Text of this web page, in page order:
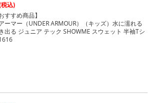
込)
すすめ商品】
ーマー（UNDER ARMOUR）（キッズ）水に濡れる
出る ジュニア テック SHOWME スウェット 半袖Tシ